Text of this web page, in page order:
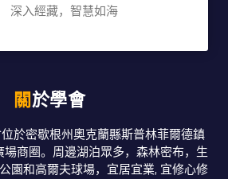
深入經藏，智慧如海
關於學會
於密歇根州奧克蘭縣斯普林菲爾德鎮
場商圈。周邊湖泊眾多，森林密布，生
園和高爾夫球場，宜居宜業, 宜修心修